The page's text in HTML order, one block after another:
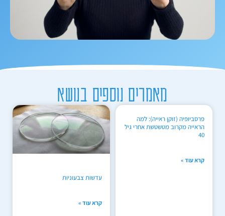
מאמרים נוספים בנושא
פרסביופיה (זוקן ראייה): למה
הראייה מקרוב מטשטשת אחרי גיל
40
קרא עוד »
עדשות צבעוניות
קרא עוד »